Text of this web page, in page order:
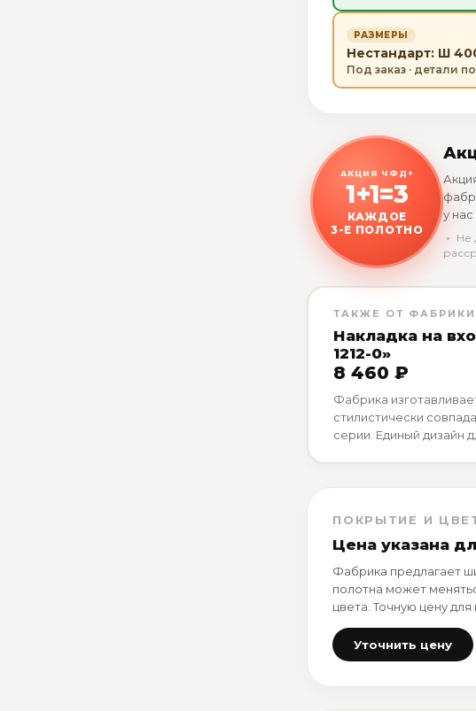
РАЗМЕРЫ
Нестандарт: Ш
Под заказ · детали
АКЦИЯ ЧФД+
1+1=3
КАЖДОЕ
3-Е ПОЛОТНО
у
﹡
ТАКЖЕ ОТ
Накладка на
1212-0»
8 460 ₽
Фабрика
стилистически
серии. Единый дизайн
ПОКРЫТИЕ И
Цена указана
Фабрика предлагает
полотна может
цвета. Точную цену
Уточнить цену